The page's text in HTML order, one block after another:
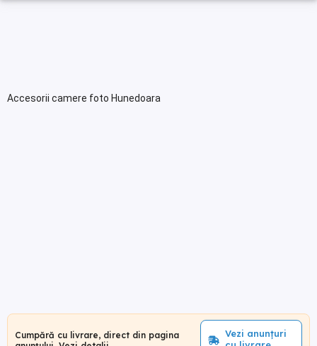
Accesorii camere foto Hunedoara
Cumpără cu livrare, direct din pagina
Vezi anunțuri